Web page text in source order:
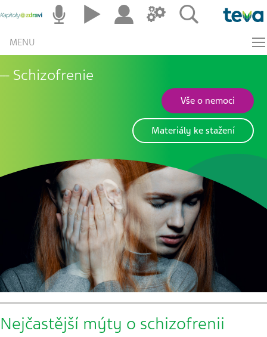
MENU
Schizofrenie
Vše o nemoci
Materiály ke stažení
Nejčastější mýty o schizofrenii